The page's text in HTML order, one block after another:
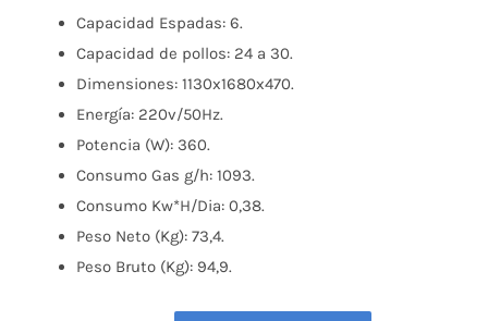
Capacidad Espadas: 6.
Capacidad de pollos: 24 a 30.
Dimensiones: 1130x1680x470.
Energía: 220v/50Hz.
Potencia (W): 360.
Consumo Gas g/h: 1093.
Consumo Kw*H/Dia: 0,38.
Peso Neto (Kg): 73,4.
Peso Bruto (Kg): 94,9.